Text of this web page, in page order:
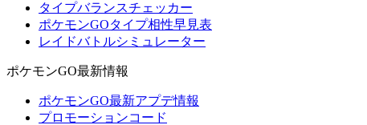
タイプバランスチェッカー
ポケモンGOタイプ相性早見表
レイドバトルシミュレーター
ポケモンGO最新情報
ポケモンGO最新アプデ情報
プロモーションコード